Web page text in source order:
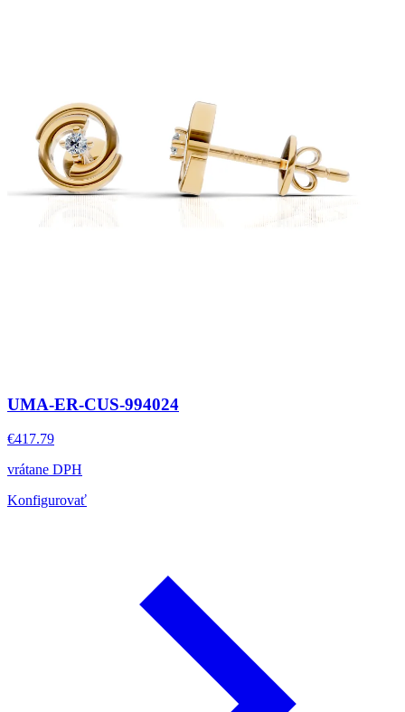
UMA-ER-CUS-994024
€417.79
vrátane DPH
Konfigurovať